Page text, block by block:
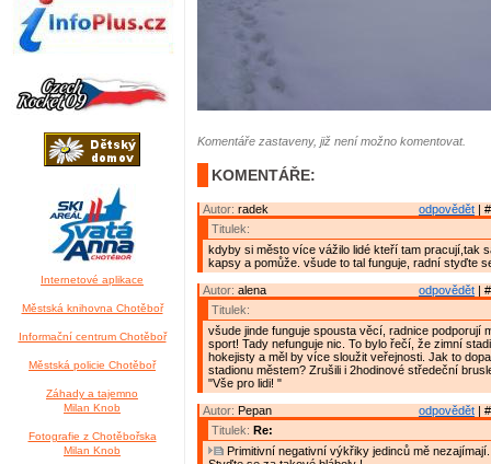
Internetové aplikace
Městská knihovna Chotěboř
Informační centrum Chotěboř
Městská policie Chotěboř
Záhady a tajemno
Milan Knob
Fotografie z Chotěbořska
Milan Knob
Komentáře zastaveny, již není možno komentovat.
KOMENTÁŘE:
odpovědět |
Autor: radek
Titulek:
kdyby si město více vážilo lidé kteří tam pracují,tak
kapsy a pomůže. všude to tal funguje, radní styďte
odpovědět |
Autor: alena
Titulek:
všude jinde funguje spousta věcí, radnice podporují
sport! Tady nefunguje nic. To bylo řečí, že zimní
hokejisty a měl by více sloužit veřejnosti. Jak to
stadionu městem? Zrušili i 2hodinové středeční
"Vše pro lidi! "
odpovědět |
Autor: Pepan
Titulek: Re:
Primitivní negativní výkřiky jedinců mě